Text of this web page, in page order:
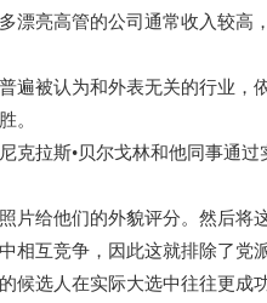
漂亮高管的公司通常收入较高
遍被认为和外表无关的行业，
。
克拉斯•贝尔戈林和他同事通过
片给他们的外貌评分。然后将
相互竞争，因此这就排除了党
候选人在实际大选中往往更成